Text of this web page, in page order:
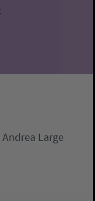
Andrea Large